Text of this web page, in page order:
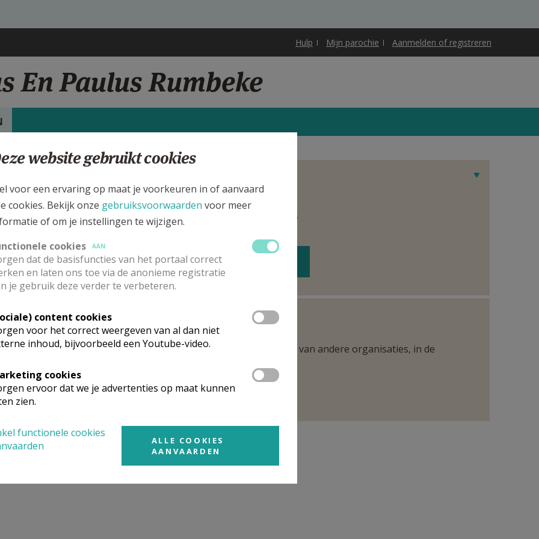
Hulp Mijn parochie Aanmelden of registreren
En Paulus Rumbeke
de details voor de weekendvieringen die doorgaan in deze kerk, het adres
de kerk, alsook een lijst met kerken in de buurt.
ALLE DETAILS TONEN
gevonden wat je zocht? Hier vind je links naar kerken, eventueel van andere organisaties, in de
in of nabijRUMBEKE
website gebruikt cookies
voor een ervaring op maat je voorkeuren in of aanvaard
cookies. Bekijk onze gebruiksvoorwaarden voor meer
of om je instellingen te wijzigen.
cookies
AAN
dat de basisfuncties van het portaal correct
en laten ons toe via de anonieme registratie
je gebruik deze verder te verbeteren.
content cookies
voor het correct weergeven van al dan niet
inhoud, bijvoorbeeld een Youtube-video.
cookies
ervoor dat we je advertenties op maat kunnen
zien.
functionele cookies
ALLE COOKIES
AANVAARDEN